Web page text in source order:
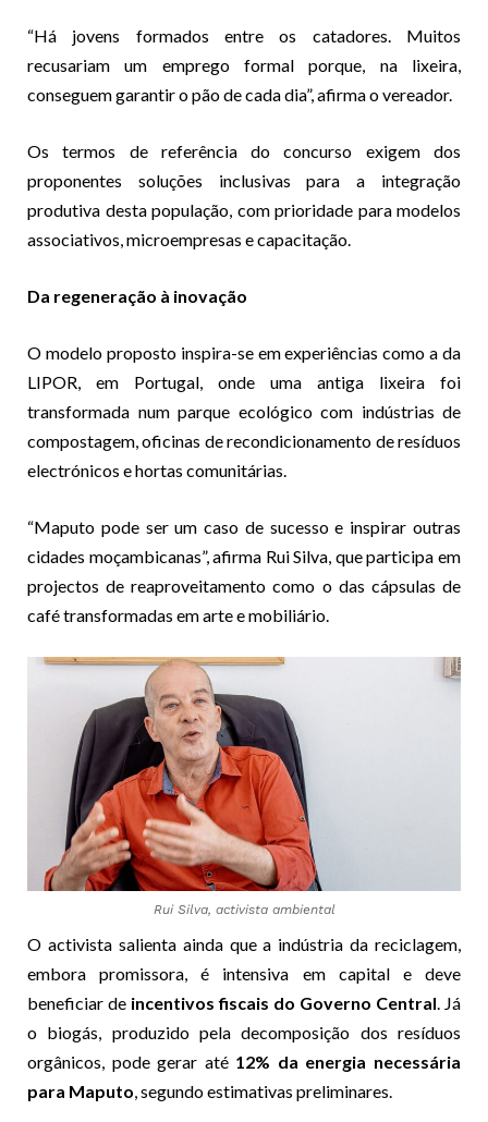
“Há jovens formados entre os catadores. Muitos
recusariam um emprego formal porque, na lixeira,
conseguem garantir o pão de cada dia”, afirma o vereador.
Os termos de referência do concurso exigem dos
proponentes soluções inclusivas para a integração
produtiva desta população, com prioridade para modelos
associativos, microempresas e capacitação.
Da regeneração à inovação
O modelo proposto inspira-se em experiências como a da
LIPOR, em Portugal, onde uma antiga lixeira foi
transformada num parque ecológico com indústrias de
compostagem, oficinas de recondicionamento de resíduos
electrónicos e hortas comunitárias.
“Maputo pode ser um caso de sucesso e inspirar outras
cidades moçambicanas”, afirma Rui Silva, que participa em
projectos de reaproveitamento como o das cápsulas de
café transformadas em arte e mobiliário.
Rui Silva, activista ambiental
O activista salienta ainda que a indústria da reciclagem,
embora promissora, é intensiva em capital e deve
beneficiar de incentivos fiscais do Governo Central. Já
o biogás, produzido pela decomposição dos resíduos
orgânicos, pode gerar até 12% da energia necessária
para Maputo, segundo estimativas preliminares.